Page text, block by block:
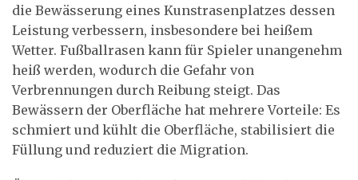
die Bewässerung eines Kunstrasenplatzes dessen
Leistung verbessern, insbesondere bei heißem
Wetter. Fußballrasen kann für Spieler unangenehm
heiß werden, wodurch die Gefahr von
Verbrennungen durch Reibung steigt. Das
Bewässern der Oberfläche hat mehrere Vorteile: Es
schmiert und kühlt die Oberfläche, stabilisiert die
Füllung und reduziert die Migration.